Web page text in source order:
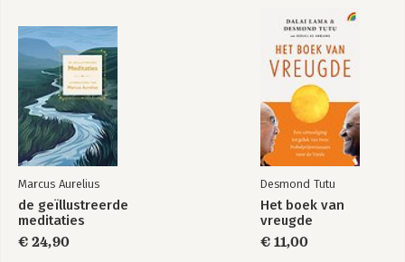
Marcus Aurelius
de geïllustreerde
meditaties
€ 24,90
Desmond Tutu
Het boek van
vreugde
€ 11,00